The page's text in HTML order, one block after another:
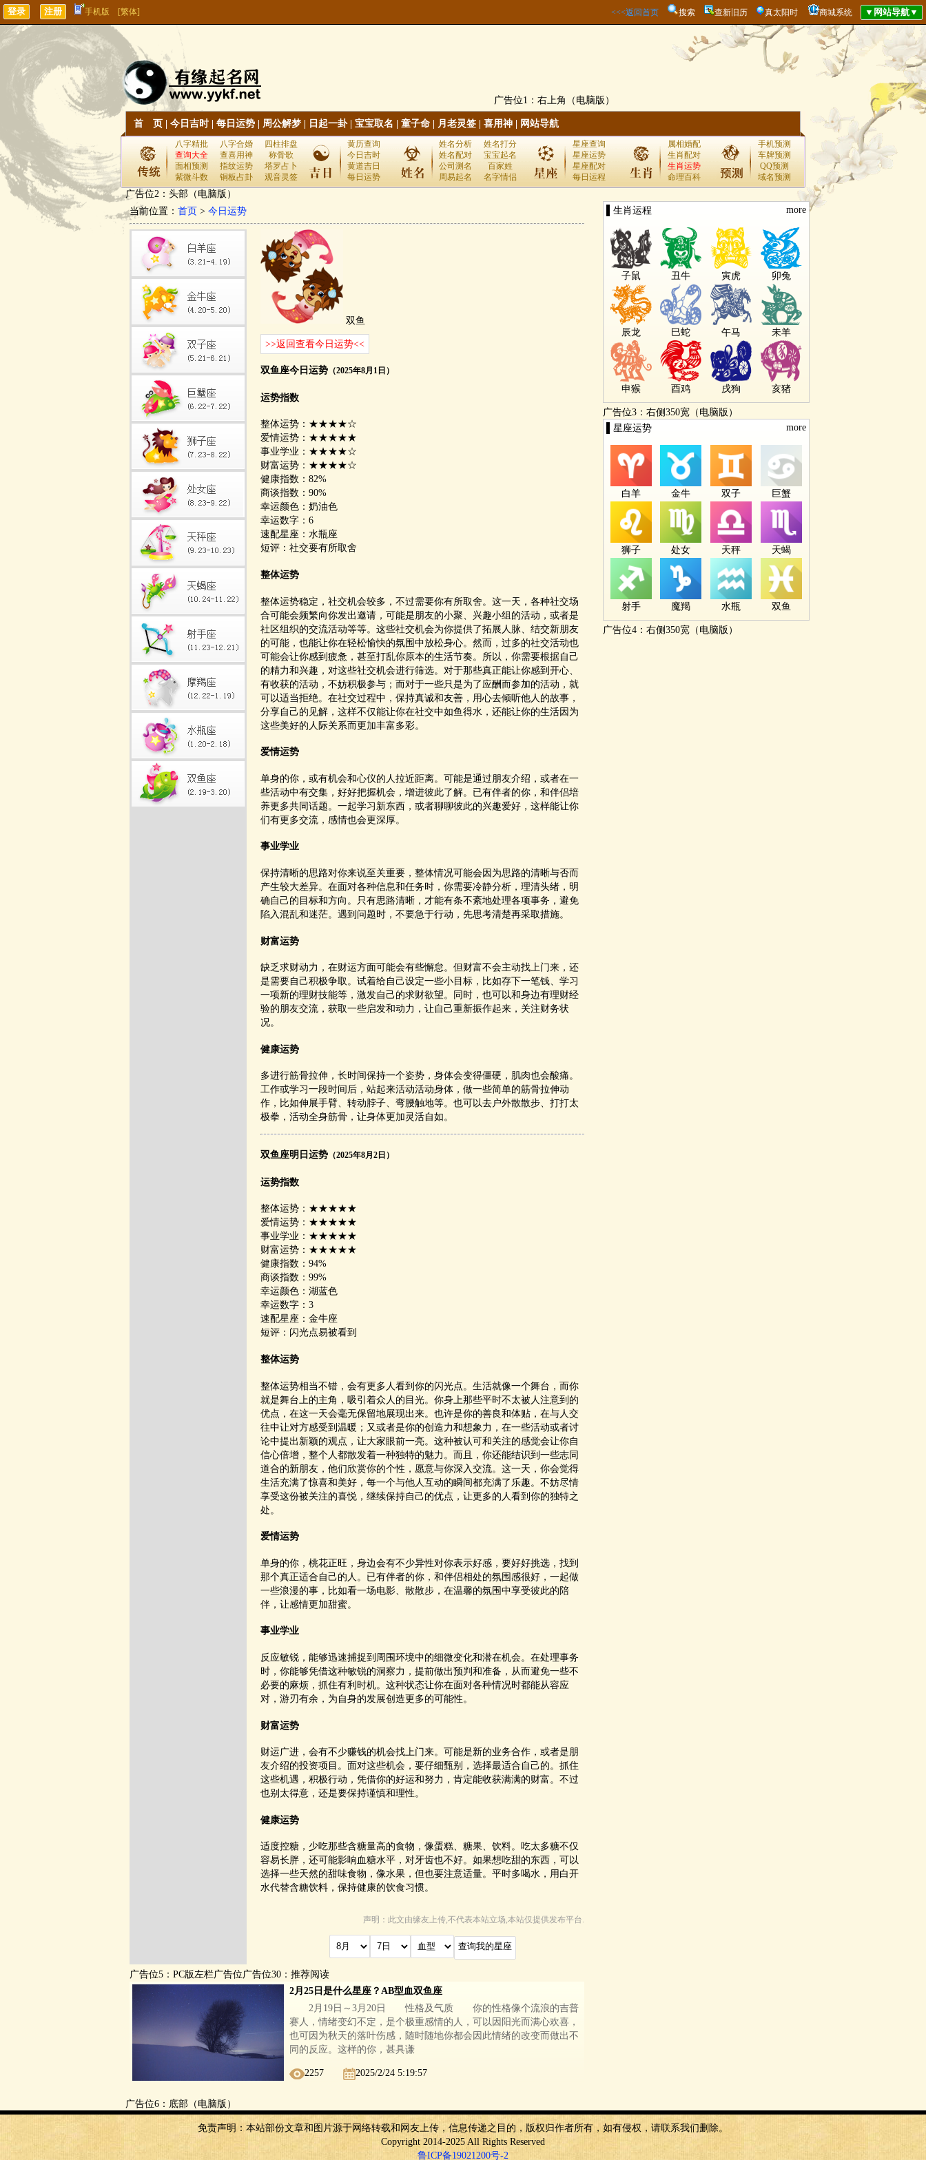
手机版 [繁体] <<<返回首页 搜索 查新旧历 真太阳时 商城系统
广告位1：右上角（电脑版）
首 页 今日吉时| 每日运势 周公解梦 日起一卦| 宝宝取名 童子命 月老灵签 喜用神 网站导航
八字精批 八字合婚
四柱排盘
查询大全
查喜用神
称骨歌
面相预测
指纹运势
塔罗占卜
紫微斗数
铜板占卦 观音灵签
黄历查询
今日吉时
黄道吉日
每日运势
姓名分析
姓名打分
姓名配对
宝宝起名
公司测名
百家姓
周易起名
名字情侣
星座查询
星座运势
星座配对
每日运程
属相婚配
生肖配对
生肖运势
命理百科
手机预测
车牌预测
QQ预测
域名预测
广告位2：头部（电脑版）
当前位置： 首页 > 今日运势
双鱼
>>返回查看今日运势<<
双鱼座今日运势 （2025年8月1日）
运势指数
整体运势：★★★★☆
爱情运势：★★★★★
事业学业：★★★★☆
财富运势：★★★★☆
健康指数：82%
商谈指数：90%
幸运颜色：奶油色
幸运数字：6
速配星座：水瓶座
短评：社交要有所取舍
整体运势
整体运势稳定，社交机会较多，不过需要你有所取舍。这一天，各种社交场
合可能会频繁向你发出邀请，可能是朋友的小聚、兴趣小组的活动，或者是
社区组织的交流活动等等。这些社交机会为你提供了拓展人脉、结交新朋友
的可能，也能让你在轻松愉快的氛围中放松身心。然而，过多的社交活动也
可能会让你感到疲惫，甚至打乱你原本的生活节奏。所以，你需要根据自己
的精力和兴趣，对这些社交机会进行筛选。对于那些真正能让你感到开心、
有收获的活动，不妨积极参与；而对于一些只是为了应酬而参加的活动，就
可以适当拒绝。在社交过程中，保持真诚和友善，用心去倾听他人的故事，
分享自己的见解，这样不仅能让你在社交中如鱼得水，还能让你的生活因为
这些美好的人际关系而更加丰富多彩。
爱情运势
单身的你，或有机会和心仪的人拉近距离。可能是通过朋友介绍，或者在一
些活动中有交集，好好把握机会，增进彼此了解。已有伴者的你，和伴侣培
养更多共同话题。一起学习新东西，或者聊聊彼此的兴趣爱好，这样能让你
们有更多交流，感情也会更深厚。
事业学业
保持清晰的思路对你来说至关重要，整体情况可能会因为思路的清晰与否而
产生较大差异。在面对各种信息和任务时，你需要冷静分析，理清头绪，明
确自己的目标和方向。只有思路清晰，才能有条不紊地处理各项事务，避免
陷入混乱和迷茫。遇到问题时，不要急于行动，先思考清楚再采取措施。
财富运势
缺乏求财动力，在财运方面可能会有些懈怠。但财富不会主动找上门来，还
是需要自己积极争取。试着给自己设定一些小目标，比如存下一笔钱、学习
一项新的理财技能等，激发自己的求财欲望。同时，也可以和身边有理财经
验的朋友交流，获取一些启发和动力，让自己重新振作起来，关注财务状
况。
健康运势
多进行筋骨拉伸，长时间保持一个姿势，身体会变得僵硬，肌肉也会酸痛。
工作或学习一段时间后，站起来活动活动身体，做一些简单的筋骨拉伸动
作，比如伸展手臂、转动脖子、弯腰触地等。也可以去户外散散步、打打太
极拳，活动全身筋骨，让身体更加灵活自如。
双鱼座明日运势 （2025年8月2日）
运势指数
整体运势：★★★★★
爱情运势：★★★★★
事业学业：★★★★★
财富运势：★★★★★
健康指数：94%
商谈指数：99%
幸运颜色：湖蓝色
幸运数字：3
速配星座：金牛座
短评：闪光点易被看到
整体运势
整体运势相当不错，会有更多人看到你的闪光点。生活就像一个舞台，而你
就是舞台上的主角，吸引着众人的目光。你身上那些平时不太被人注意到的
优点，在这一天会毫无保留地展现出来。也许是你的善良和体贴，在与人交
往中让对方感受到温暖；又或者是你的创造力和想象力，在一些活动或者讨
论中提出新颖的观点，让大家眼前一亮。这种被认可和关注的感觉会让你自
信心倍增，整个人都散发着一种独特的魅力。而且，你还能结识到一些志同
道合的新朋友，他们欣赏你的个性，愿意与你深入交流。这一天，你会觉得
生活充满了惊喜和美好，每一个与他人互动的瞬间都充满了乐趣。不妨尽情
享受这份被关注的喜悦，继续保持自己的优点，让更多的人看到你的独特之
处。
爱情运势
单身的你，桃花正旺，身边会有不少异性对你表示好感，要好好挑选，找到
那个真正适合自己的人。已有伴者的你，和伴侣相处的氛围感很好，一起做
一些浪漫的事，比如看一场电影、散散步，在温馨的氛围中享受彼此的陪
伴，让感情更加甜蜜。
事业学业
反应敏锐，能够迅速捕捉到周围环境中的细微变化和潜在机会。在处理事务
时，你能够凭借这种敏锐的洞察力，提前做出预判和准备，从而避免一些不
必要的麻烦，抓住有利时机。这种状态让你在面对各种情况时都能从容应
对，游刃有余，为自身的发展创造更多的可能性。
财富运势
财运广进，会有不少赚钱的机会找上门来。可能是新的业务合作，或者是朋
友介绍的投资项目。面对这些机会，要仔细甄别，选择最适合自己的。抓住
这些机遇，积极行动，凭借你的好运和努力，肯定能收获满满的财富。不过
也别太得意，还是要保持谨慎和理性。
健康运势
适度控糖，少吃那些含糖量高的食物，像蛋糕、糖果、饮料。吃太多糖不仅
容易长胖，还可能影响血糖水平，对牙齿也不好。如果想吃甜的东西，可以
选择一些天然的甜味食物，像水果，但也要注意适量。平时多喝水，用白开
水代替含糖饮料，保持健康的饮食习惯。
声明：此文由缘友 上传,不代表本站立场,本站仅提供发布平台.
广告位5：PC版左栏广告位广告位30：推荐阅读
2月25日是什么星座？AB型血双鱼座
2月19日～3月20日 性格及气质 你的性格像个流浪的吉普
赛人，情绪变幻不定，是个极重感情的人，可以因阳光而满心欢喜，
也可因为秋天的落叶伤感，随时随地你都会因此情绪的改变而做出不
同的反应。这样的你，甚具谦
2257 2025/2/24 5:19:57
▌生肖运程 more
子鼠 丑牛 寅虎 卯兔
辰龙 巳蛇 午马 未羊
申猴 酉鸡 戌狗 亥猪
广告位3：右侧350宽（电脑版）
▌星座运势
more
白羊 金牛 双子 巨蟹
狮子 处女 天秤 天蝎
射手 魔羯 水瓶 双鱼
广告位4：右侧350宽（电脑版）
广告位6：底部（电脑版）
免责声明：本站部份文章和图片源于网络转载和网友上传，信息传递之目的，版权归作者所有，如有侵权，请联系我们删除。
Copyright 2014-2025 All Rights Reserved
鲁ICP备19021200号-2